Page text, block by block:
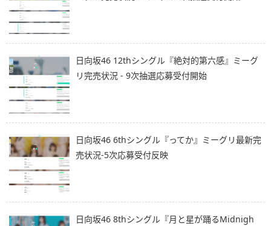
日向坂46 12thシングル『絶対的第六感』ミーグ
リ完売状況 - 9次抽選応募受付開始
日向坂46 6thシングル『ってか』ミーグリ最新完
売状況-5次応募受付反映
日向坂46 8thシングル『月と星が踊るMidnigh